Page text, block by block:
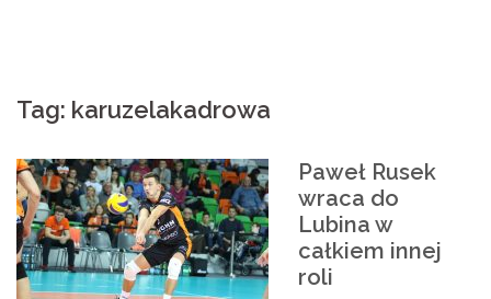
Tag: karuzelakadrowa
Paweł Rusek
wraca do
Lubina w
całkiem innej
roli